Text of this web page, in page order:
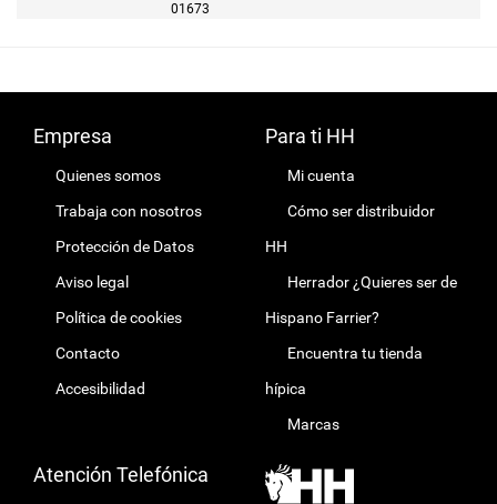
01673
Empresa
Quienes somos
Trabaja con nosotros
Protección de Datos
Aviso legal
Política de cookies
Contacto
Accesibilidad
Para ti HH
Mi cuenta
Cómo ser distribuidor
HH
Herrador ¿Quieres ser de
Hispano Farrier?
Encuentra tu tienda
hípica
Marcas
Atención Telefónica